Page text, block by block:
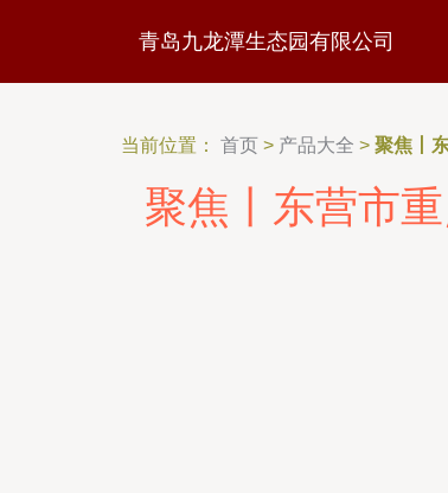
青岛九龙潭生态园有限公司
当前位置： 首页 > 产品大全 > 聚焦丨
聚焦丨东营市